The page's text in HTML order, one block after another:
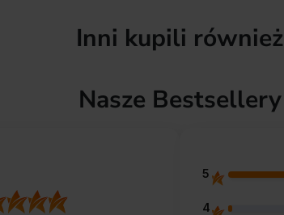
Inni kupili również
Nasze Bestsellery
5
4